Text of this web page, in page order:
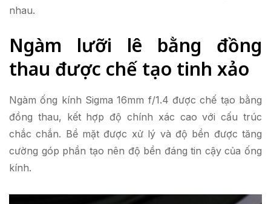
nhau.
Ngàm lưỡi lê bằng đồng
thau được chế tạo tinh xảo
Ngàm ống kính Sigma 16mm f/1.4 được chế tạo bằng
đồng thau, kết hợp độ chính xác cao với cấu trúc
chắc chắn. Bề mặt được xử lý và độ bền được tăng
cường góp phần tạo nên độ bền đáng tin cậy của ống
kính.